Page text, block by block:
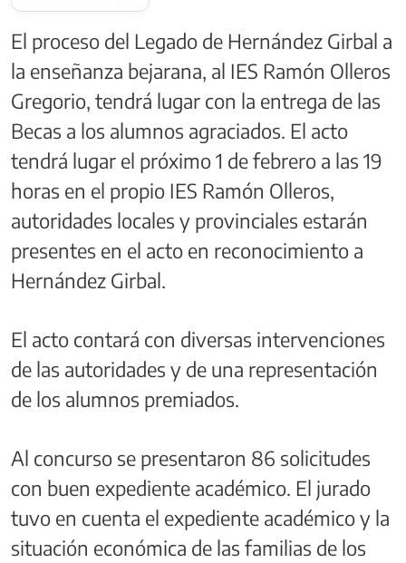
El proceso del Legado de Hernández Girbal a
la enseñanza bejarana, al IES Ramón Olleros
Gregorio, tendrá lugar con la entrega de las
Becas a los alumnos agraciados. El acto
tendrá lugar el próximo 1 de febrero a las 19
horas en el propio IES Ramón Olleros,
autoridades locales y provinciales estarán
presentes en el acto en reconocimiento a
Hernández Girbal.
El acto contará con diversas intervenciones
de las autoridades y de una representación
de los alumnos premiados.
Al concurso se presentaron 86 solicitudes
con buen expediente académico. El jurado
tuvo en cuenta el expediente académico y la
situación económica de las familias de los